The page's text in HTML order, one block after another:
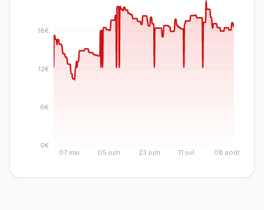
07 mai 05 juin 23 juin 11 juil. 08 août
0€
6€
12€
18€